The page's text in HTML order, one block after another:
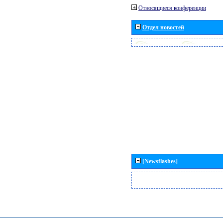
Относящиеся конференции
Отдел новостей
[Newsflashes]